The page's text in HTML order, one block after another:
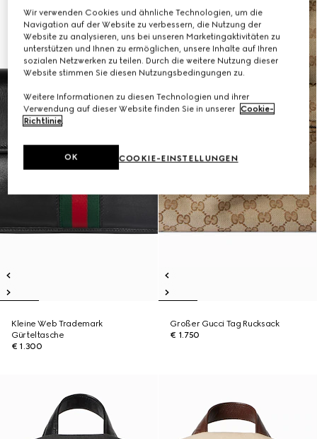
Kleine Web Trademark
Gürteltasche
€ 1.300
Großer Gucci Tag Rucksack
€ 1.750
Wir verwenden Cookies und ähnliche Technologien, um die
Navigation auf der Website zu verbessern, die Nutzung der
Website zu analysieren, uns bei unseren Marketingaktivitäten zu
unterstützen und Ihnen zu ermöglichen, unsere Inhalte auf Ihren
sozialen Netzwerken zu teilen. Durch die weitere Nutzung dieser
Website stimmen Sie diesen Nutzungsbedingungen zu.
Weitere Informationen zu diesen Technologien und ihrer
Verwendung auf dieser Website finden Sie in unserer Cookie-
Richtlinie.
COOKIE-EINSTELLUNGEN
OK